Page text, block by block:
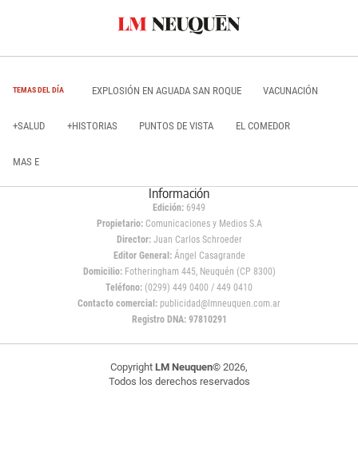
TEMAS DEL DÍA EXPLOSIÓN EN AGUADA SAN ROQUE VACUNACIÓN
+SALUD +HISTORIAS PUNTOS DE VISTA EL COMEDOR
MAS E
Información
Edición: 6949
Propietario:Comunicaciones y Medios S.A
Director: Juan Carlos Schroeder
Editor General:Ángel Casagrande
Domicilio:Fotheringham 445, Neuquén (CP 8300)
Teléfono: (0299) 449 0400 / 449 0410
Contacto comercial: publicidad@lmneuquen.com.ar
Registro DNA: 97810291
Copyright LM Neuquen© 2026,
Todos los derechos reservados